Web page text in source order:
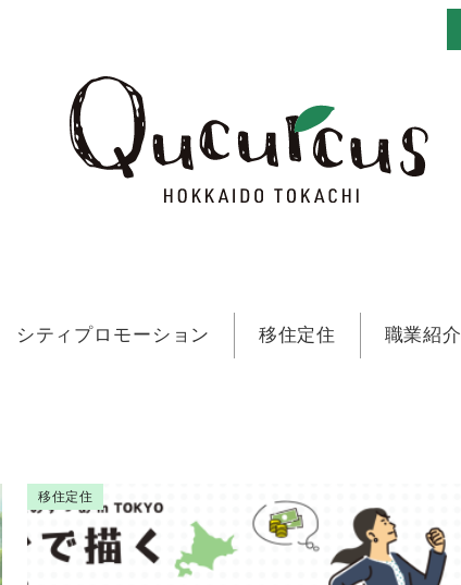
シティプロモーション 移住定住 職業紹介
移住定住